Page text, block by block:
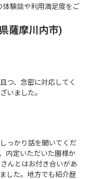
験談や利用満足度をご
薩摩川内市)
つ、念密に対応してく
いました。
っかり話を聞いてくだ
内定いただいた園様か
んとはお付き合いがあ
した。地方でも紹介歴